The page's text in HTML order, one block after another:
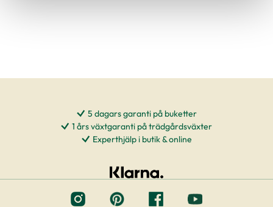
5 dagars garanti på buketter
1 års växtgaranti på trädgårdsväxter
Experthjälp i butik & online